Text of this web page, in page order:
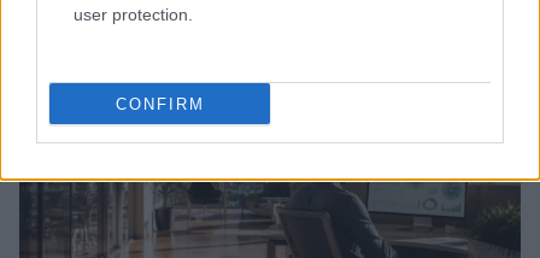
user protection.
CONFIRM